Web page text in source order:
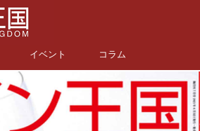
イベント コラム